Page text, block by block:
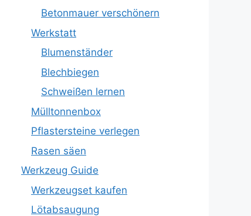
Betonmauer verschönern
Werkstatt
Blumenständer
Blechbiegen
Schweißen lernen
Mülltonnenbox
Pflastersteine verlegen
Rasen säen
Werkzeug Guide
Werkzeugset kaufen
Lötabsaugung